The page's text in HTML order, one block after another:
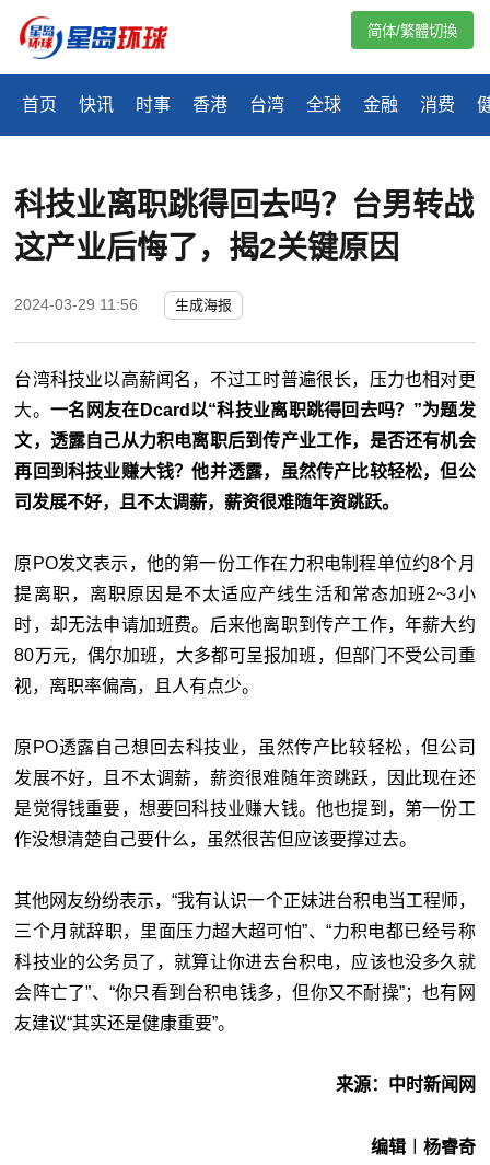
首页 快讯 时事 香港 台湾 全球 金融 消费
简体/繁體切換
科技业离职跳得回去吗？台男转战
这产业后悔了，揭2关键原因
2024-03-29 11:56 生成海报
台湾科技业以高薪闻名，不过工时普遍很长，压力也相对更
大。一名网友在Dcard以“科技业离职跳得回去吗？”为题发
文，透露自己从力积电离职后到传产业工作，是否还有机会
再回到科技业赚大钱？他并透露，虽然传产比较轻松，但公
司发展不好，且不太调薪，薪资很难随年资跳跃。
原PO发文表示，他的第一份工作在力积电制程单位约8个月
提离职，离职原因是不太适应产线生活和常态加班2~3小
时，却无法申请加班费。后来他离职到传产工作，年薪大约
80万元，偶尔加班，大多都可呈报加班，但部门不受公司重
视，离职率偏高，且人有点少。
原PO透露自己想回去科技业，虽然传产比较轻松，但公司
发展不好，且不太调薪，薪资很难随年资跳跃，因此现在还
是觉得钱重要，想要回科技业赚大钱。他也提到，第一份工
作没想清楚自己要什么，虽然很苦但应该要撑过去。
其他网友纷纷表示，“我有认识一个正妹进台积电当工程师，
三个月就辞职，里面压力超大超可怕”、“力积电都已经号称
科技业的公务员了，就算让你进去台积电，应该也没多久就
会阵亡了”、“你只看到台积电钱多，但你又不耐操”；也有网
友建议“其实还是健康重要”。
来源：中时新闻网
编辑︱杨睿奇